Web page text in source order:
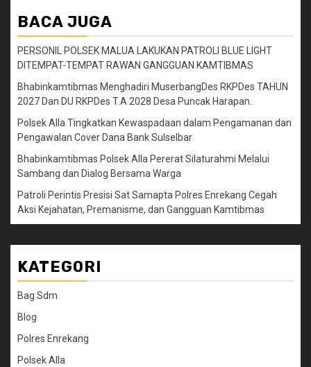
BACA JUGA
PERSONIL POLSEK MALUA LAKUKAN PATROLI BLUE LIGHT
DITEMPAT-TEMPAT RAWAN GANGGUAN KAMTIBMAS
Bhabinkamtibmas Menghadiri MuserbangDes RKPDes TAHUN
2027 Dan DU RKPDes T.A 2028 Desa Puncak Harapan.
Polsek Alla Tingkatkan Kewaspadaan dalam Pengamanan dan
Pengawalan Cover Dana Bank Sulselbar
Bhabinkamtibmas Polsek Alla Pererat Silaturahmi Melalui
Sambang dan Dialog Bersama Warga
Patroli Perintis Presisi Sat Samapta Polres Enrekang Cegah
Aksi Kejahatan, Premanisme, dan Gangguan Kamtibmas
KATEGORI
Bag Sdm
Blog
Polres Enrekang
Polsek Alla